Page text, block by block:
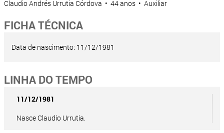
Claudio Andrés Urrutia Córdova • 44 anos • Auxiliar
FICHA TÉCNICA
Data de nascimento: 11/12/1981
LINHA DO TEMPO
11/12/1981
Nasce Claudio Urrutia.